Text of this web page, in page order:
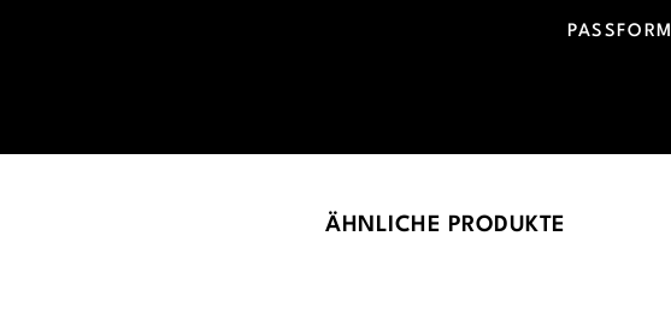
PASSFORM
ÄHNLICHE PRODUKTE